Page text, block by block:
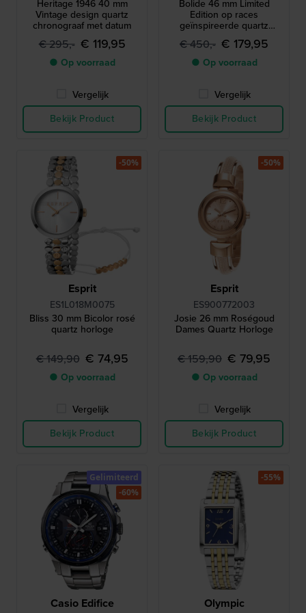
Heritage 1946 40 mm
Vintage design quartz
chronograaf met datum
€ 295,- € 119,95
● Op voorraad
Vergelijk
Bekijk Product
Bolide 46 mm Limited
Edition op races
geïnspireerde quartz
stierenkop chronograaf met
datum
€ 450,- € 179,95
● Op voorraad
Vergelijk
Bekijk Product
Esprit
ES1L018M0075
Bliss 30 mm Bicolor rosé
quartz horloge
€ 149,90 € 74,95
● Op voorraad
Vergelijk
Bekijk Product
-50%
Esprit
ES900772003
Josie 26 mm Roségoud
Dames Quartz Horloge
€ 159,90 € 79,95
● Op voorraad
Vergelijk
Bekijk Product
-50%
Casio Edifice
Gelimiteerd
-60%
Olympic
-55%